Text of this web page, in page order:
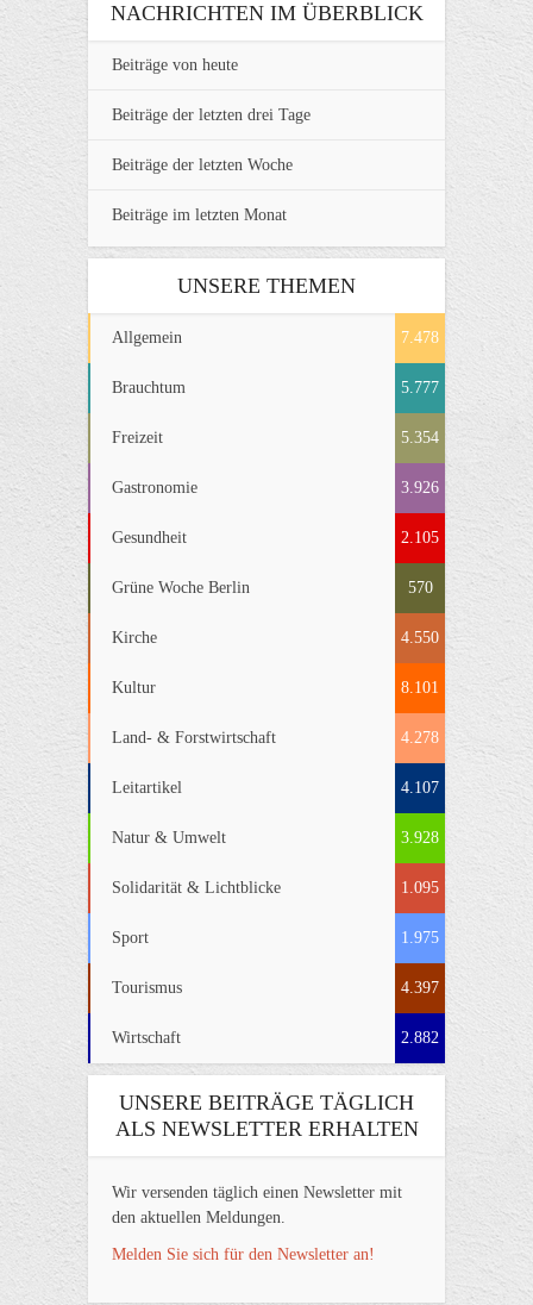
NACHRICHTEN IM ÜBERBLICK
Beiträge von heute
Beiträge der letzten drei Tage
Beiträge der letzten Woche
Beiträge im letzten Monat
UNSERE THEMEN
Allgemein 7.478
Brauchtum 5.777
Freizeit 5.354
Gastronomie 3.926
Gesundheit 2.105
Grüne Woche Berlin 570
Kirche 4.550
Kultur 8.101
Land- & Forstwirtschaft 4.278
Leitartikel 4.107
Natur & Umwelt 3.928
Solidarität & Lichtblicke 1.095
Sport 1.975
Tourismus 4.397
Wirtschaft 2.882
UNSERE BEITRÄGE TÄGLICH
ALS NEWSLETTER ERHALTEN
Wir versenden täglich einen Newsletter mit
den aktuellen Meldungen.
Melden Sie sich für den Newsletter an!